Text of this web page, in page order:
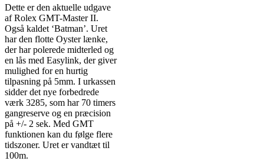
Dette er den aktuelle udgave
af Rolex GMT-Master II.
Også kaldet ‘Batman’. Uret
har den flotte Oyster lænke,
der har polerede midterled og
en lås med Easylink, der giver
mulighed for en hurtig
tilpasning på 5mm. I urkassen
sidder det nye forbedrede
værk 3285, som har 70 timers
gangreserve og en præcision
på +/- 2 sek. Med GMT
funktionen kan du følge flere
tidszoner. Uret er vandtæt til
100m.